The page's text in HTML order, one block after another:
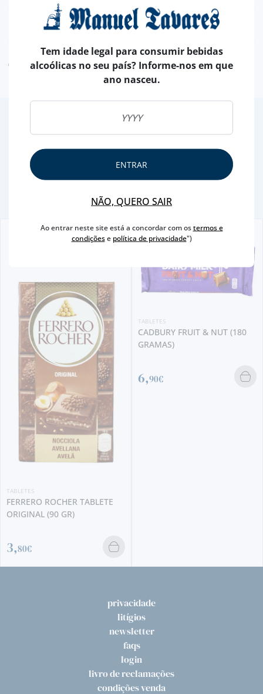
NUTRICIONAL & ALERGÉNIOS
AVISO ALERGÉNEO
Outras Sugestões
TABLETES
FERRERO ROCHER TABLETE
ORIGINAL (90 GR)
3,80€
TABLETES
CADBURY FRUIT & NUT (180
GRAMAS)
6,90€
privacidade
litígios
newsletter
faqs
login
livro de reclamações
condições venda
Tem idade legal para consumir bebidas
alcoólicas no seu país? Informe-nos em que
ano nasceu.
ENTRAR
NÃO, QUERO SAIR
Ao entrar neste site está a concordar com ostermos e
condiçõese política de privacidade")